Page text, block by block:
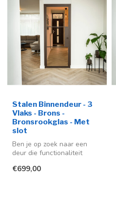
Stalen Binnendeur - 3
Vlaks - Brons -
Bronsrookglas - Met
slot
Ben je op zoek naar een
deur die functionaliteit
past...
€699,00